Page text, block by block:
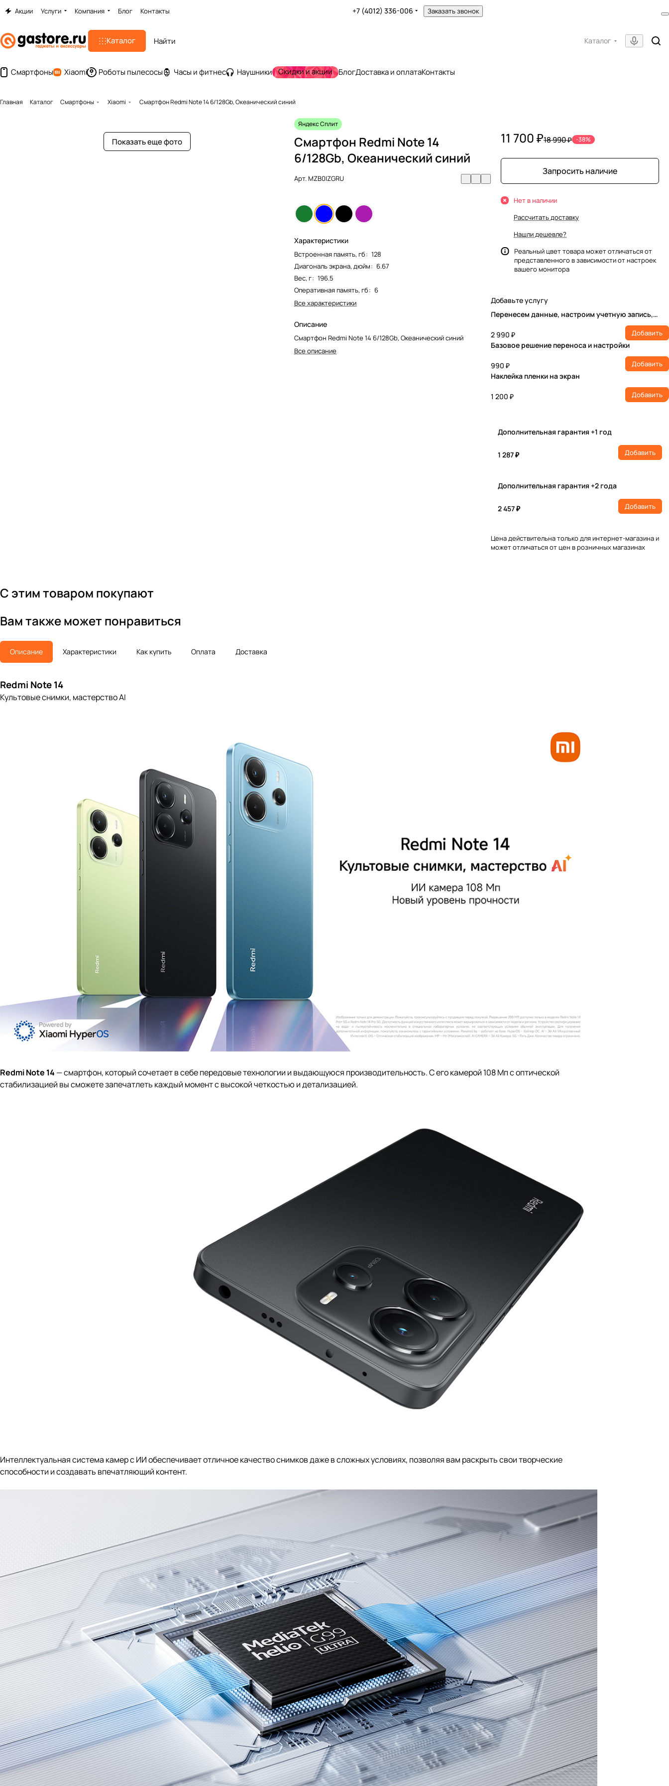
Акции Услуги Компания Блог Контакты +7 (4012) 336-006 Заказать звонок
Каталог Каталог
Смартфоны Xiaomi Роботы пылесосы Часы и фитнес Наушники Скидки и акции БлогДоставка и оплатаКонтакты
Главная Каталог Смартфоны Xiaomi Смартфон Redmi Note 14 6/128Gb, Океанический синий
Показать еще фото
Яндекс Сплит
Смартфон Redmi Note 14
6/128Gb, Океанический синий
Арт.MZB0IZGRU
Характеристики
Встроенная память, гб: 128
Диагональ экрана, дюйм: 6.67
Вес, г: 196.5
Оперативная память, гб: 6
Все характеристики
Описание
Смартфон Redmi Note 14 6/128Gb, Океанический синий
Все описание
11 700 ₽18 990 ₽ -38%
Запросить наличие
Нет в наличии
Рассчитать доставку
Нашли дешевле?
Реальный цвет товара может отличаться от
представленного в зависимости от настроек
вашего монитора
Добавьте услугу
Перенесем данные, настроим учетную запись,
2 990 ₽
Добавить
Базовое решение переноса и настройки
990 ₽ Добавить
Наклейка пленки на экран
1 200 ₽ Добавить
Дополнительная гарантия +1 год
1 287 ₽ Добавить
Дополнительная гарантия +2 года
2 457 ₽ Добавить
Цена действительна только для интернет-магазина и
может отличаться от цен в розничных магазинах
С этим товаром покупают
Вам также может понравиться
Описание Характеристики Как купить Оплата Доставка
Redmi Note 14
Культовые снимки, мастерство AI
Redmi Note 14 — смартфон, который сочетает в себе передовые технологии и выдающуюся производительность. С его камерой 108 Мп с оптической
стабилизацией вы сможете запечатлеть каждый момент с высокой четкостью и детализацией.
Интеллектуальная система камер с ИИ обеспечивает отличное качество снимков даже в сложных условиях, позволяя вам раскрыть свои творческие
способности и создавать впечатляющий контент.